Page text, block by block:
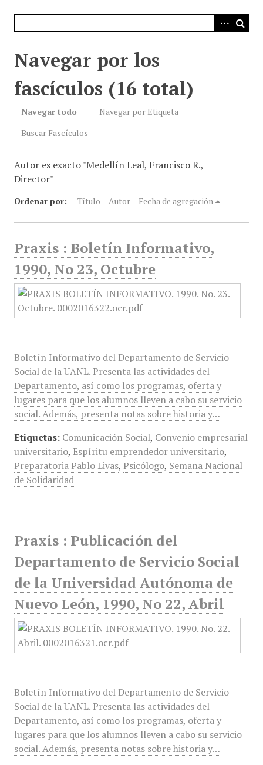
Navegar por los
fascículos (16 total)
Navegar todo
Navegar por Etiqueta
Buscar Fascículos
Autor es exacto "Medellín Leal, Francisco R.,
Director"
Ordenar por: Título Autor Fecha de agregación
Praxis : Boletín Informativo,
1990, No 23, Octubre
Boletín Informativo del Departamento de Servicio
Social de la UANL. Presenta las actividades del
Departamento, así como los programas, oferta y
lugares para que los alumnos lleven a cabo su servicio
social. Además, presenta notas sobre historia y…
Etiquetas: Comunicación Social, Convenio empresarial
universitario, Espíritu emprendedor universitario,
Preparatoria Pablo Livas, Psicólogo, Semana Nacional
de Solidaridad
Praxis : Publicación del
Departamento de Servicio Social
de la Universidad Autónoma de
Nuevo León, 1990, No 22, Abril
Boletín Informativo del Departamento de Servicio
Social de la UANL. Presenta las actividades del
Departamento, así como los programas, oferta y
lugares para que los alumnos lleven a cabo su servicio
social. Además, presenta notas sobre historia y…